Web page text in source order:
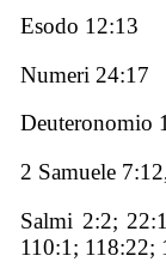
Esodo 12:13
Numeri 24:17
Deuteronomio
2 Samuele
Salmi 2:2;
110:1; 118:22;